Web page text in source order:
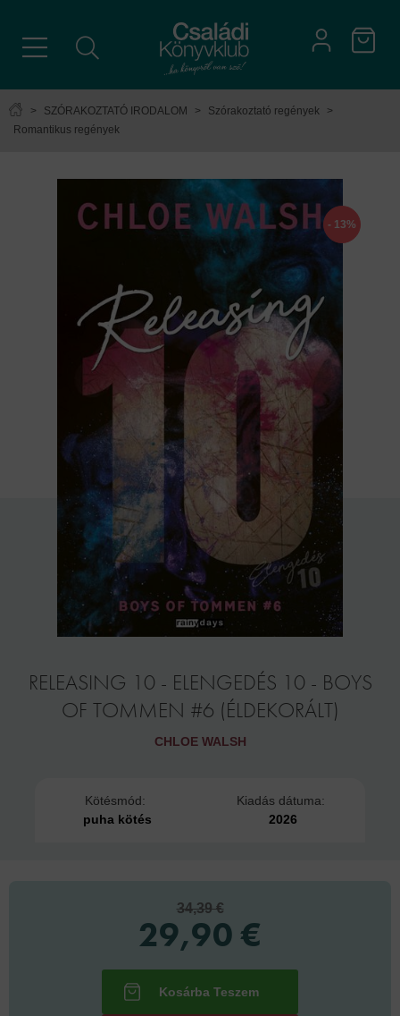
> SZÓRAKOZTATÓ IRODALOM > Szórakoztató regények
>
Romantikus regények
- 13%
RELEASING 10 - ELENGEDÉS 10 - BOYS
OF TOMMEN #6 (ÉLDEKORÁLT)
CHLOE WALSH
Kötésmód:
puha kötés
Kiadás dátuma:
2026
34,39 €
29,90 €